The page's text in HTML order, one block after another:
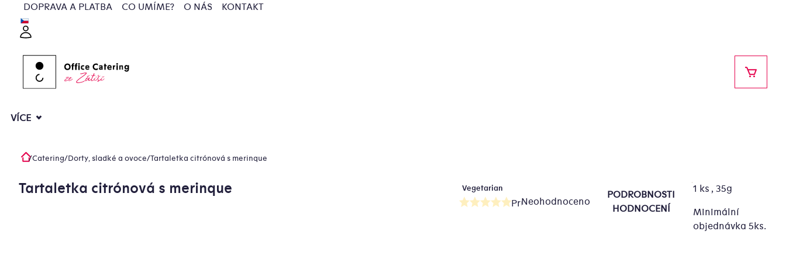
obsah
DOPRAVA A PLATBA CO UMÍME? O NÁS KONTAKT
VÍCE
Domů
/Catering/Dorty, sladké a ovoce/Tartaletka citrónová s merinque
Tartaletka citrónová s merinque Vegetarian
Průměrné
Neohodnoceno
PODROBNOSTI
HODNOCENÍ
1 ks , 35g
Minimální
objednávka 5ks.